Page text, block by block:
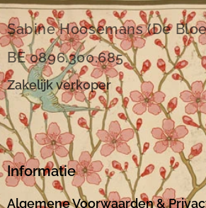
Sabine Hoosemans (De
BE 0896.300.685
Zakelijk verkoper
Informatie
Algemene Voorwaarden&